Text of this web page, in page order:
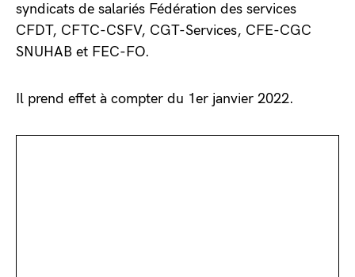
syndicats de salariés Fédération des services
CFDT, CFTC-CSFV, CGT-Services, CFE-CGC
SNUHAB et FEC-FO.
Il prend effet à compter du 1er janvier 2022.